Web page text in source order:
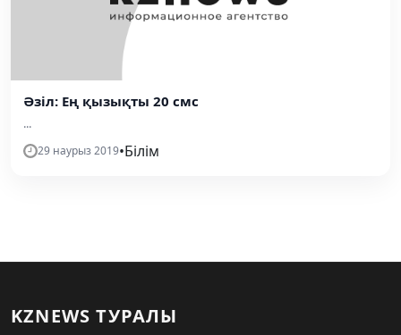
Әзіл: Ең қызықты 20 смс
...
29 наурыз 2019•Білім
KZNEWS ТУРАЛЫ